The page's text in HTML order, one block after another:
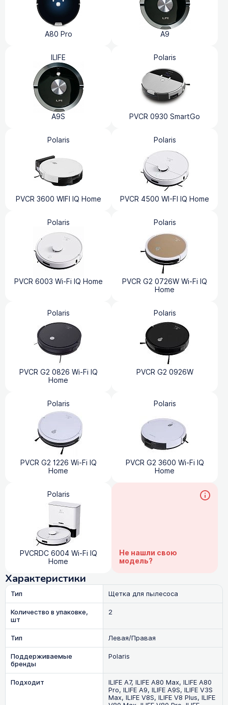
A80 Pro A9
ILIFE
A9S
Polaris
PVCR 0930 SmartGo
Polaris
PVCR 3600 WIFI IQ Home
Polaris
PVCR 4500 WI-FI IQ Home
Polaris
PVCR 6003 Wi-Fi IQ Home
Polaris
PVCR G2 0726W Wi-Fi IQ
Home
Polaris
PVCR G2 0826 Wi-Fi IQ
Home
Polaris
PVCR G2 0926W
Polaris
PVCR G2 1226 Wi-Fi IQ
Home
Polaris
PVCR G2 3600 Wi-Fi IQ
Home
Polaris
PVCRDC 6004 Wi-Fi IQ
Home
Не нашли свою
модель?
Характеристики
Тип
Щетка для пылесоса
Количество в упаковке,
шт
2
Тип
Левая/Правая
Поддерживаемые
бренды
Polaris
Подходит ILIFE A7, ILIFE A80 Max, ILIFE A80
Pro, ILIFE A9, ILIFE A9S, ILIFE V3S
Max, ILIFE V8S, ILIFE V8 Plus, ILIFE